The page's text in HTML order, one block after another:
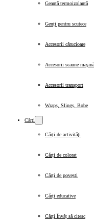
Geantă termoizolantă
Genți pentru scutece
Accesorii cărucioare
Accesorii scaune mașină
Accesorii transport
Wraps, Slings, Bobe
Cărți
Cărți de activități
Cărți de colorat
Cărți de povești
Cărți educative
Cărți Învăț să citesc